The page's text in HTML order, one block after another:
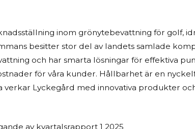
inom grönytebevattning för golf,
besitter stor del av landets samlade
och har smarta lösningar för effektiva
för våra kunder. Hållbarhet är en
Lyckegård med innovativa produkter
av kvartalsrapport 1 2025